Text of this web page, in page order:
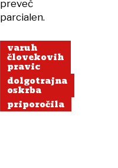
preveč
parcialen.
varuh
človekovih
pravic
dolgotrajna
oskrba
priporočila